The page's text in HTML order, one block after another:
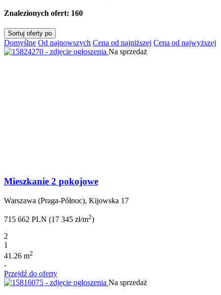
Znalezionych ofert: 160
Sortuj oferty po
Domyślne Od najnowszych Cena od najniższej Cena od najwyższej
Na sprzedaż
Mieszkanie 2 pokojowe
Warszawa (Praga-Północ), Kijowska 17
715 662 PLN (17 345 zł/m2)
2
1
41.26 m2
-
Przejdź do oferty
Na sprzedaż